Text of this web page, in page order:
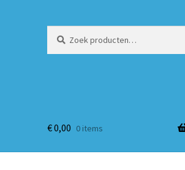
naar:
€0,00 0 items